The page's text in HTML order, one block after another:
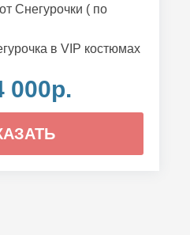
Снегурочки ( по
в VIP костюмах
000р.